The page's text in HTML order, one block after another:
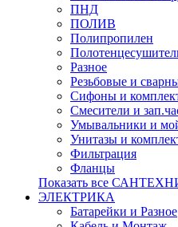
ПНД
ПОЛИВ
Полипропилен
Разное
Резьбовые и
Сифоны и
Смесители и
Умывальники и
Унитазы и
Фильтрация
Фланцы
Показать все
ЭЛЕКТРИКА
Батарейки и Разное